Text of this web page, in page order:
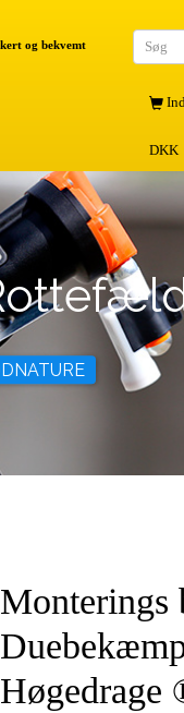
og bekvemt
DKK
Monterings
Høgedrage